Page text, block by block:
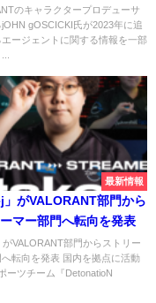
ロールが登場する可能
のキャラクタープロデューサ
gOSCICKI氏が2023年に追
エージェントに関する情報を一部
最新情報
」がVALORANT部門から
マー部門へ転向を発表
がVALORANT部門からストリー
へ転向を発表 国内を拠点に活動
ーツチーム『DetonatioN